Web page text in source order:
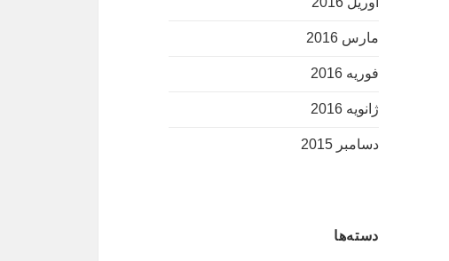
مارس 2016
فوریه 2016
ژانویه 2016
دسامبر 2015
دسته‌ها